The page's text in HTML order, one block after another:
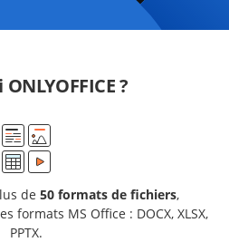
?
de 50 formats de fichiers,
formats MS Office : DOCX, XLSX,
PPTX.